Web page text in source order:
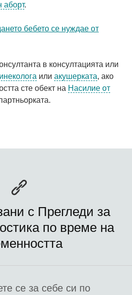
аборт.
бебето се нуждае от
в консултацията или
или акушерката, ако
сте обект на Насилие от
с Прегледи за
по време на
се за себе си по